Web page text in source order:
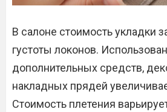
В салоне стоимость укладки
густоты локонов.
дополнительных средств,
накладных прядей
Стоимость плетения